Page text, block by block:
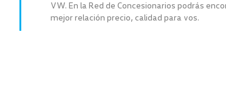
VW. En la Red de Concesionarios podrás
mejor relación precio, calidad para vos.